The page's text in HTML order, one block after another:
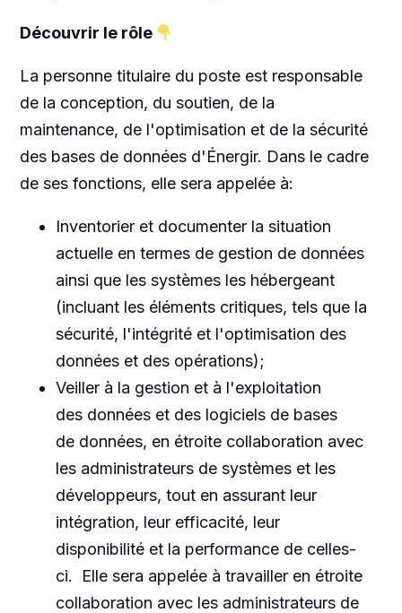
Découvrir le rôle
La personne titulaire du poste est responsable
de la conception, du soutien, de la
maintenance, de l'optimisation et de la sécurité
des bases de données d'Énergir. Dans le cadre
de ses fonctions, elle sera appelée à:
Inventorier et documenter la situation
actuelle en termes de gestion de données
ainsi que les systèmes les hébergeant
(incluant les éléments critiques, tels que la
sécurité, l'intégrité et l'optimisation des
données et des opérations);
Veiller à la gestion et à l'exploitation
des données et des logiciels de bases
de données, en étroite collaboration avec
les administrateurs de systèmes et les
développeurs, tout en assurant leur
intégration, leur efficacité, leur
disponibilité et la performance de celles-
ci. Elle sera appelée à travailler en étroite
collaboration avec les administrateurs de